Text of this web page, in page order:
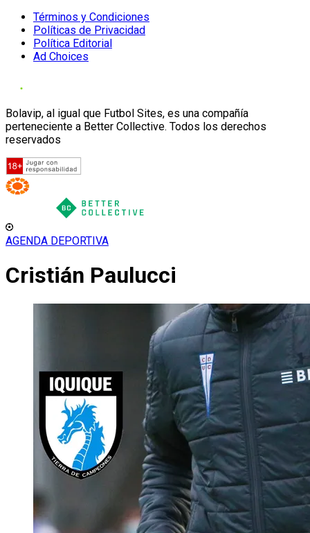
Términos y Condiciones
Políticas de Privacidad
Política Editorial
Ad Choices
Bolavip, al igual que Futbol Sites, es una compañía
perteneciente a Better Collective. Todos los derechos
reservados
AGENDA DEPORTIVA
Cristián Paulucci